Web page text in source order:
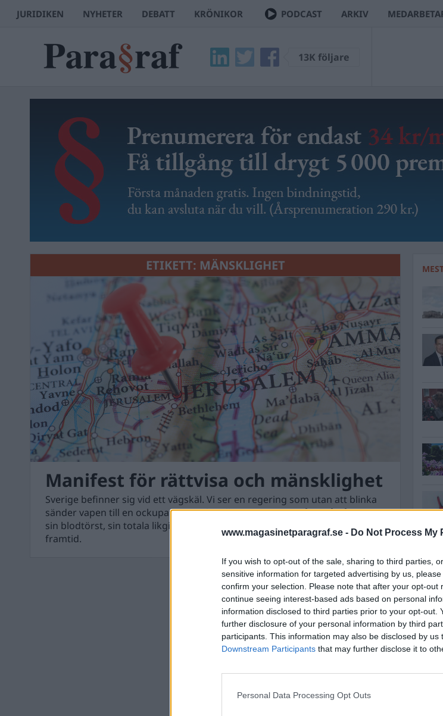
www.magasinetparagraf.se - Do Not Process My
If you wish to opt-out of the sale, sharing to third parties,
sensitive information for targeted advertising by us,
confirm your selection. Please note that after your opt-out
continue seeing interest-based ads based on personal
information disclosed to third parties prior to your opt-out.
further disclosure of your personal information by third
participants. This information may also be disclosed by us
Downstream Participants that may further disclose it to
Personal Data Processing Opt Outs
JURIDIKEN NYHETER DEBATT KRÖNIKOR PODCAST ARKIV
13K följare
ETIKETT: MÄNSKLIGHET
Manifest för rättvisa och mänsklighet
Sverige befinner sig vid ett vägskäl. Vi ser en regering som utan att blinka
sänder vapen till en ockupationsmakt, till en regim som gång på gång visat
sin blodtörst, sin totala likgiltighet inför barns liv, mödrars skrik, ett folks
framtid.